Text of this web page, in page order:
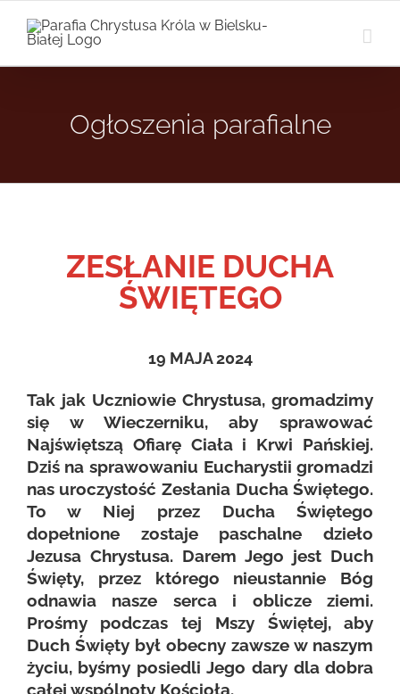
zawartości
Ogłoszenia parafialne
ZESŁANIE DUCHA
ŚWIĘTEGO
19 MAJA 2024
Tak jak Uczniowie Chrystusa, gromadzimy
się w Wieczerniku, aby sprawować
Najświętszą Ofiarę Ciała i Krwi Pańskiej.
Dziś na sprawowaniu Eucharystii gromadzi
nas uroczystość Zesłania Ducha Świętego.
To w Niej przez Ducha Świętego
dopełnione zostaje paschalne dzieło
Jezusa Chrystusa. Darem Jego jest Duch
Święty, przez którego nieustannie Bóg
odnawia nasze serca i oblicze ziemi.
Prośmy podczas tej Mszy Świętej, aby
Duch Święty był obecny zawsze w naszym
życiu, byśmy posiedli Jego dary dla dobra
całej wspólnoty Kościoła.